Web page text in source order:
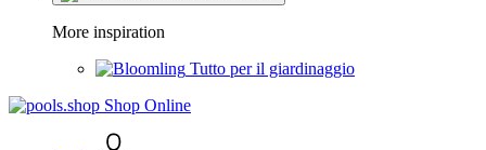
More inspiration
Tutto per il giardinaggio